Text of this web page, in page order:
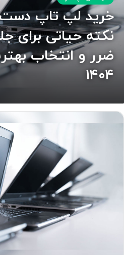
نکته حیاتی برای
ضرر و انتخاب
۱۴۰۴